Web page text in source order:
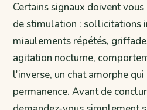
Certains signaux doivent
de stimulation : sollicitations
miaulements répétés,
agitation nocturne,
l'inverse, un chat amorphe
permanence. Avant de